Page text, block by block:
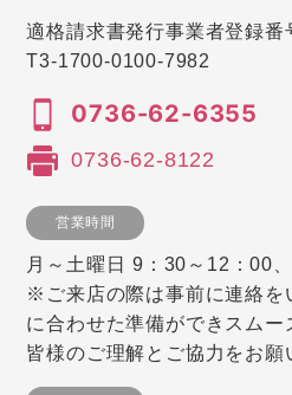
適格請求書発行事業者登録番
T3-1700-0100-7982
0736-62-6355
0736-62-8122
営業時間
月～土曜日 9：30～12：00
※ご来店の際は事前に連絡を
に合わせた準備ができスムー
皆様のご理解とご協力をお願